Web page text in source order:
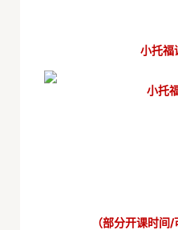
小托福
（部分开课时间